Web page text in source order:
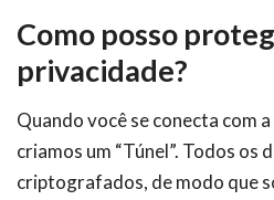
Como posso
privacidade?
Quando você se conecta com
criamos um “Túnel”. Todos os
criptografados, de modo que